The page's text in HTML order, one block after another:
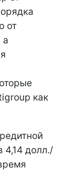
от
а
как
4,14 долл./